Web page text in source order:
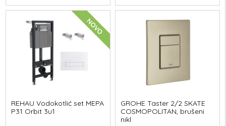
NOVO
REHAU Vodokotlić set MEPA
P31 Orbit 3u1
GROHE Taster 2/2 SKATE
COSMOPOLITAN, brušeni
nikl